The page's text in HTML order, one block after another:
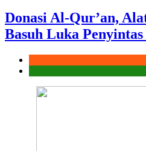
Donasi Al-Qur’an,
Basuh Luka Penyintas